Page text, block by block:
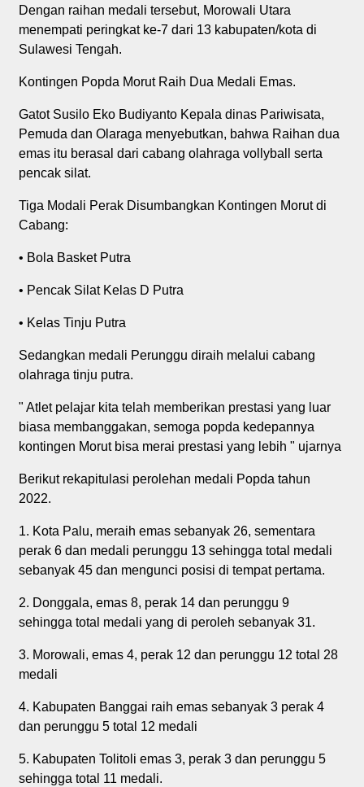
Dengan raihan medali tersebut, Morowali Utara
menempati peringkat ke-7 dari 13 kabupaten/kota di
Sulawesi Tengah.
Kontingen Popda Morut Raih Dua Medali Emas.
Gatot Susilo Eko Budiyanto Kepala dinas Pariwisata,
Pemuda dan Olaraga menyebutkan, bahwa Raihan dua
emas itu berasal dari cabang olahraga vollyball serta
pencak silat.
Tiga Modali Perak Disumbangkan Kontingen Morut di
Cabang:
• Bola Basket Putra
• Pencak Silat Kelas D Putra
• Kelas Tinju Putra
Sedangkan medali Perunggu diraih melalui cabang
olahraga tinju putra.
" Atlet pelajar kita telah memberikan prestasi yang luar
biasa membanggakan, semoga popda kedepannya
kontingen Morut bisa merai prestasi yang lebih " ujarnya
Berikut rekapitulasi perolehan medali Popda tahun
2022.
1. Kota Palu, meraih emas sebanyak 26, sementara
perak 6 dan medali perunggu 13 sehingga total medali
sebanyak 45 dan mengunci posisi di tempat pertama.
2. Donggala, emas 8, perak 14 dan perunggu 9
sehingga total medali yang di peroleh sebanyak 31.
3. Morowali, emas 4, perak 12 dan perunggu 12 total 28
medali
4. Kabupaten Banggai raih emas sebanyak 3 perak 4
dan perunggu 5 total 12 medali
5. Kabupaten Tolitoli emas 3, perak 3 dan perunggu 5
sehingga total 11 medali.